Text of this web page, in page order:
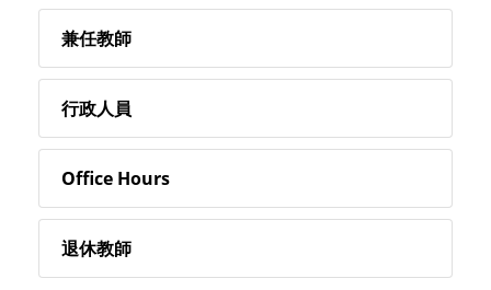
兼任教師
行政人員
Office Hours
退休教師